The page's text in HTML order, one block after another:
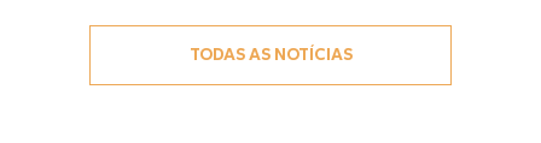
TODAS AS NOTÍCIAS